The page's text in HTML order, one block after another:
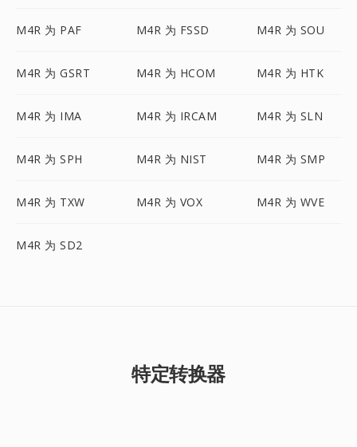
M4R 为 PAF M4R 为 FSSD M4R 为 SOU
M4R 为 GSRT M4R 为 HCOM M4R 为 HTK
M4R 为 IMA M4R 为 IRCAM M4R 为 SLN
M4R 为 SPH M4R 为 NIST M4R 为 SMP
M4R 为 TXW M4R 为 VOX M4R 为 WVE
M4R 为 SD2
特定转换器